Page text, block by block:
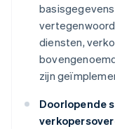
diensten,
zijn
Doorlopende